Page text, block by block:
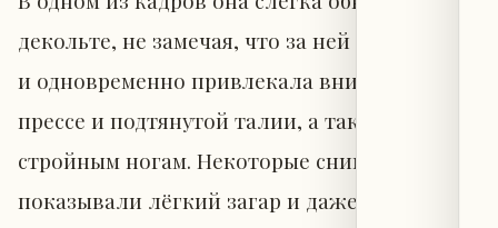
декольте, не замечая, что за ней наблюдают,
и одновременно привлекала внимание к
прессе и подтянутой талии, а также к
стройным ногам. Некоторые снимки
показывали лёгкий загар и даже небольшое